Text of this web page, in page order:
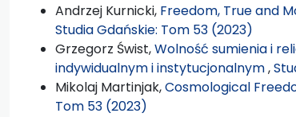
Andrzej Kurnicki, Freedom, True and
Studia Gdańskie: Tom 53 (2023)
Grzegorz Świst,Wolność sumienia i
indywidualnym i instytucjonalnym,
Mikolaj Martinjak,Cosmological
Tom 53 (2023)